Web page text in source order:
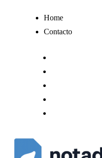
Home
Contacto